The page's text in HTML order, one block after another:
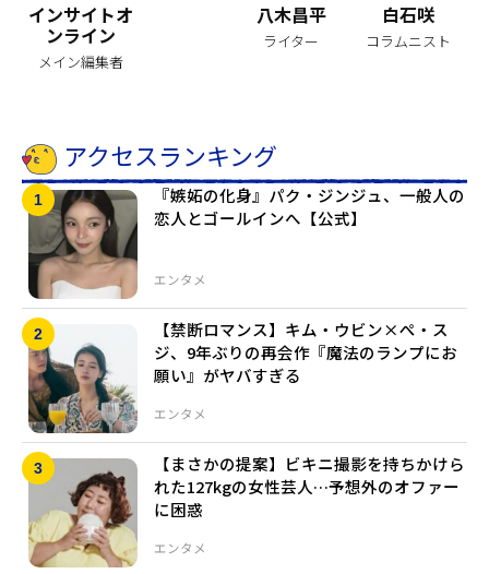
インサイトオ
ンライン
メイン編集者
八木昌平
ライター
白石咲
コラムニスト
アクセスランキング
エンタメ
『嫉妬の化身』パク・ジンジュ、一般人の
恋人とゴールインへ【公式】
エンタメ
【禁断ロマンス】キム・ウビン×ぺ・ス
ジ、9年ぶりの再会作『魔法のランプにお
願い』がヤバすぎる
エンタメ
【まさかの提案】ビキニ撮影を持ちかけら
れた127kgの女性芸人…予想外のオファー
に困惑